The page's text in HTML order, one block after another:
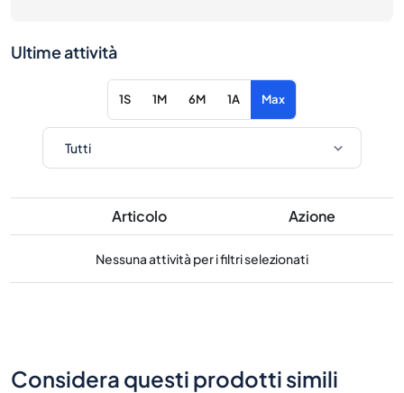
Ultime attività
1S 1M 6M 1A Max
Articolo Azione
Nessuna attività per i filtri selezionati
Considera questi prodotti simili